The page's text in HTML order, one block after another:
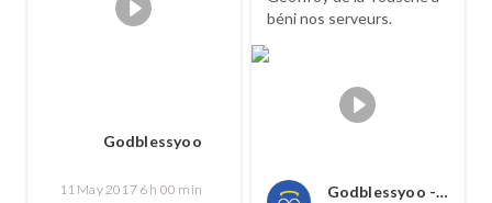
Godblessyoo
11 May 2017 6 h 00 min
béni nos serveurs.
Godblessyoo - Spread love, spread the good